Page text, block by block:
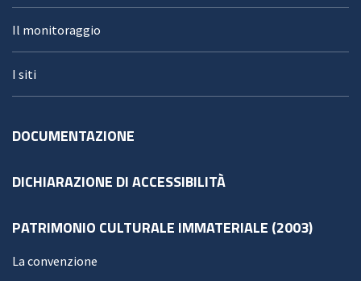
Il monitoraggio
I siti
DOCUMENTAZIONE
DICHIARAZIONE DI ACCESSIBILITÀ
PATRIMONIO CULTURALE IMMATERIALE (2003)
La convenzione